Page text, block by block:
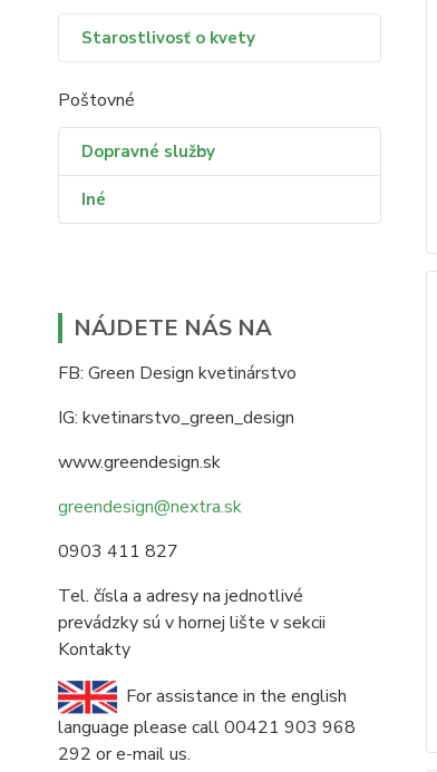
Starostlivosť o kvety
Poštovné
Dopravné služby
Iné
NÁJDETE NÁS NA
FB: Green Design kvetinárstvo
IG: kvetinarstvo_green_design
www.greendesign.sk
greendesign@nextra.sk
0903 411 827
Tel. čísla a adresy na jednotlivé
prevádzky sú v hornej lište v sekcii
Kontakty
For assistance in the english
language please call 00421 903 968
292 or e-mail us.